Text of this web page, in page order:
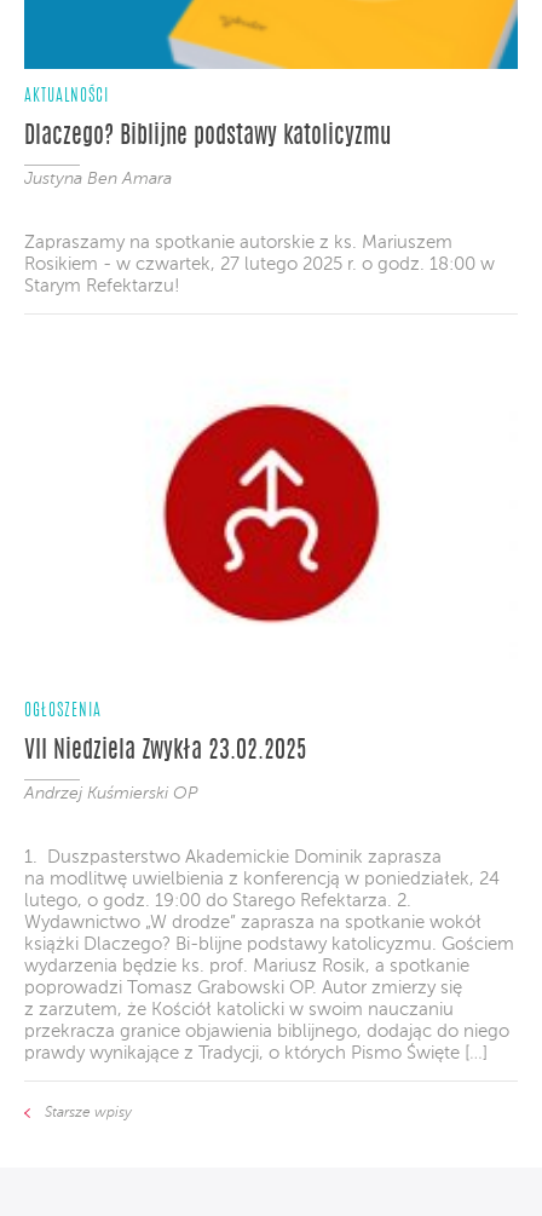
AKTUALNOŚCI
Dlaczego? Biblijne podstawy katolicyzmu
Justyna Ben Amara
Zapraszamy na spotkanie autorskie z ks. Mariuszem
Rosikiem - w czwartek, 27 lutego 2025 r. o godz. 18:00 w
Starym Refektarzu!
OGŁOSZENIA
VII Niedziela Zwykła 23.02.2025
Andrzej Kuśmierski OP
1. Duszpasterstwo Akademickie Dominik zaprasza
na modlitwę uwielbienia z konferencją w poniedziałek, 24
lutego, o godz. 19:00 do Starego Refektarza. 2.
Wydawnictwo „W drodze” zaprasza na spotkanie wokół
książki Dlaczego? Bi-blijne podstawy katolicyzmu. Gościem
wydarzenia będzie ks. prof. Mariusz Rosik, a spotkanie
poprowadzi Tomasz Grabowski OP. Autor zmierzy się
z zarzutem, że Kościół katolicki w swoim nauczaniu
przekracza granice objawienia biblijnego, dodając do niego
prawdy wynikające z Tradycji, o których Pismo Święte […]
Starsze wpisy